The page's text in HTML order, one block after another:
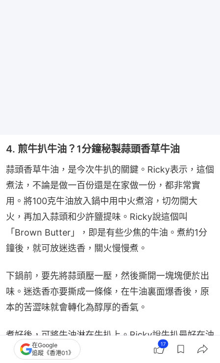
4. 煎牛扒牛油？1分鐘秘製蒜頭香草牛油
蒜頭香草牛油，是今次牛扒的關鍵。Ricky表示，這個
煮法，不論是做一百份還是在家做一份，都非常實
用。將100克牛油放入鍋中用中火煮溶，切勿開大
火，再加入蒜頭和少許鹽提味。Ricky說這個叫
「Brown Butter」，即是有些少焦的牛油。煮約1分
鐘後，就可放迷迭香，關火慢慢煮。
下鍋前，要先將蒜頭壓一壓，然後撕開一塊塊便於出
味。迷迭香亦要撕成一條條，在牛油裏面爆香後，原
本的苦澀味就會轉化為醇厚的香氣。
煮好後，可將牛油淋在牛扒上。Ricky說牛扒最好在油
裡面浸泡6至7分鐘，更入味。
在Google
追蹤《香港01》
17